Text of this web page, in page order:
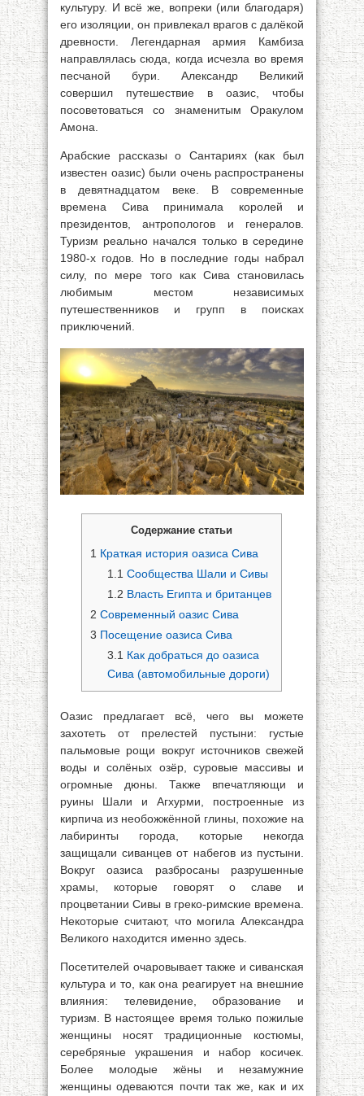
культуру. И всё же, вопреки (или благодаря)
его изоляции, он привлекал врагов с далёкой
древности. Легендарная армия Камбиза
направлялась сюда, когда исчезла во время
песчаной бури. Александр Великий
совершил путешествие в оазис, чтобы
посоветоваться со знаменитым Оракулом
Амона.
Арабские рассказы о Сантариях (как был
известен оазис) были очень распространены
в девятнадцатом веке. В современные
времена Сива принимала королей и
президентов, антропологов и генералов.
Туризм реально начался только в середине
1980-х годов. Но в последние годы набрал
силу, по мере того как Сива становилась
любимым местом независимых
путешественников и групп в поисках
приключений.
Содержание статьи
1 Краткая история оазиса Сива
1.1 Сообщества Шали и Сивы
1.2 Власть Египта и британцев
2 Современный оазис Сива
3 Посещение оазиса Сива
3.1 Как добраться до оазиса
Сива (автомобильные дороги)
Оазис предлагает всё, чего вы можете
захотеть от прелестей пустыни: густые
пальмовые рощи вокруг источников свежей
воды и солёных озёр, суровые массивы и
огромные дюны. Также впечатляющи и
руины Шали и Агхурми, построенные из
кирпича из необожжённой глины, похожие на
лабиринты города, которые некогда
защищали сиванцев от набегов из пустыни.
Вокруг оазиса разбросаны разрушенные
храмы, которые говорят о славе и
процветании Сивы в греко-римские времена.
Некоторые считают, что могила Александра
Великого находится именно здесь.
Посетителей очаровывает также и сиванская
культура и то, как она реагирует на внешние
влияния: телевидение, образование и
туризм. В настоящее время только пожилые
женщины носят традиционные костюмы,
серебряные украшения и набор косичек.
Более молодые жёны и незамужние
женщины одеваются почти так же, как и их